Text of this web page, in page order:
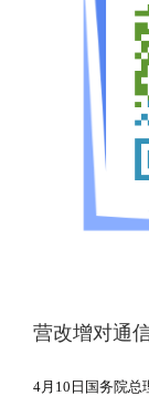
营改增对通
4月10日国务院总